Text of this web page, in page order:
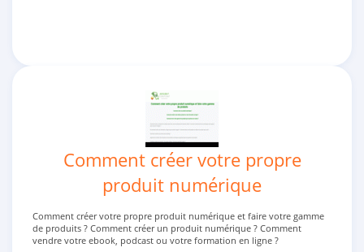
Comment créer votre propre
produit numérique
Comment créer votre propre produit numérique et faire votre gamme
de produits ? Comment créer un produit numérique ? Comment
vendre votre ebook, podcast ou votre formation en ligne ?